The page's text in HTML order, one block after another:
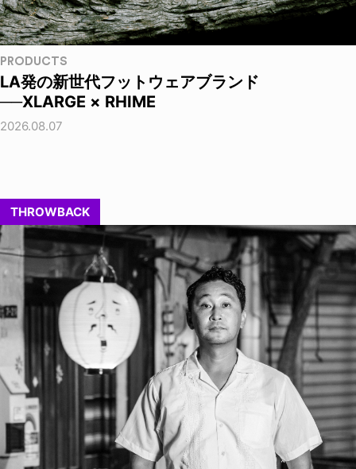
PRODUCTS
LA発の新世代フットウェアブランド
──XLARGE × RHIME
2026.08.07
THROWBACK